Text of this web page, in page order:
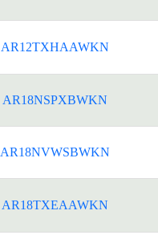
AR12TXHAAWKN
AR18NSPXBWKN
AR18NVWSBWKN
AR18TXEAAWKN